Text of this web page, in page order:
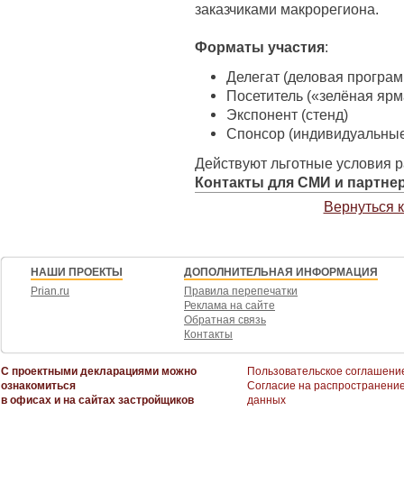
заказчиками макрорегиона.
Форматы участия:
Делегат (деловая
Посетитель («зелёная
Экспонент (стенд)
Спонсор
Действуют льготные условия
Контакты для СМИ и
Вернуться
НАШИ ПРОЕКТЫ
Prian.ru
ДОПОЛНИТЕЛЬНАЯ ИНФОРМАЦИЯ
Правила перепечатки
Реклама на сайте
Обратная связь
Контакты
С проектными декларациями можно
ознакомиться
в офисах и на сайтах застройщиков
Пользовательское
Согласие на
данных